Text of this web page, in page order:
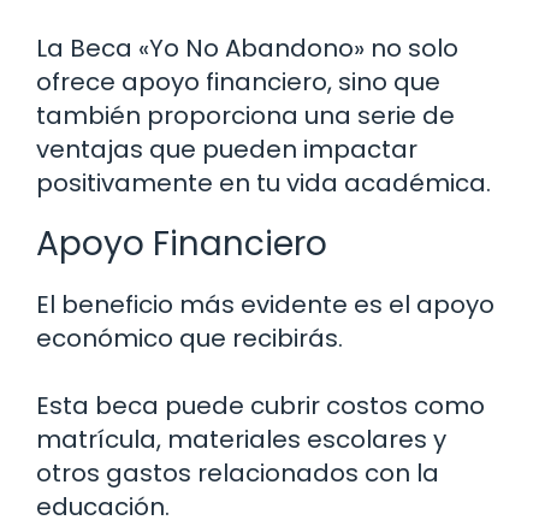
La Beca «Yo No Abandono» no solo
ofrece apoyo financiero, sino que
también proporciona una serie de
ventajas que pueden impactar
positivamente en tu vida académica.
Apoyo Financiero
El beneficio más evidente es el apoyo
económico que recibirás.
Esta beca puede cubrir costos como
matrícula, materiales escolares y
otros gastos relacionados con la
educación.